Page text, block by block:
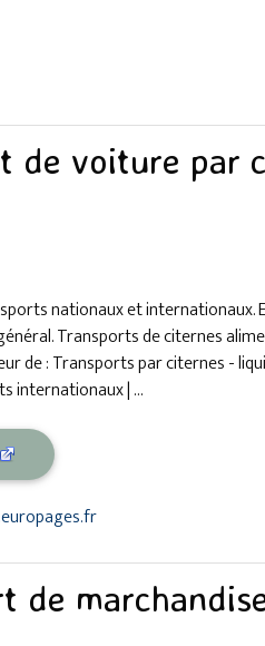
de voiture par
nationaux et
Transports de citernes
de : Transports par citernes -
internationaux | ...
de